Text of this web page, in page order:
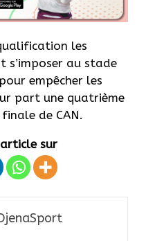
les
s’imposer au stade
empêcher les
part une quatrième
de CAN.
sur